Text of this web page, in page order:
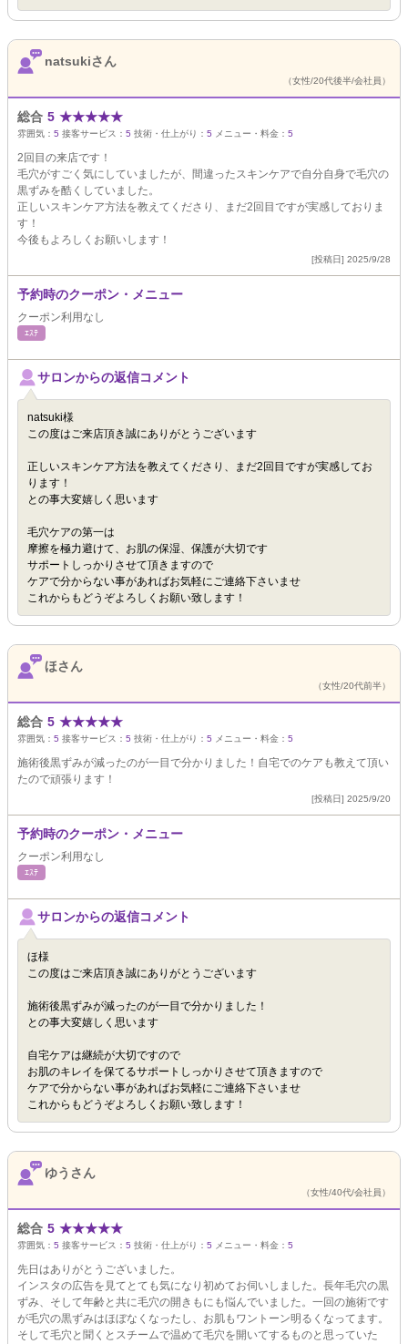
natsukiさん
（女性/20代後半/会社員）
総合 5 ★★★★★
雰囲気： 5 接客サービス： 5 技術・仕上がり： 5 メニュー・料金： 5
2回目の来店です！
毛穴がすごく気にしていましたが、間違ったスキンケアで自分自身で毛穴の
黒ずみを酷くしていました。
正しいスキンケア方法を教えてくださり、まだ2回目ですが実感しておりま
す！
今後もよろしくお願いします！
[投稿日] 2025/9/28
予約時のクーポン・メニュー
クーポン利用なし
ｴｽﾃ
サロンからの返信コメント
natsuki様
この度はご来店頂き誠にありがとうございます
正しいスキンケア方法を教えてくださり、まだ2回目ですが実感してお
ります！
との事大変嬉しく思います
毛穴ケアの第一は
摩擦を極力避けて、お肌の保湿、保護が大切です
サポートしっかりさせて頂きますので
ケアで分からない事があればお気軽にご連絡下さいませ
これからもどうぞよろしくお願い致します！
ほさん
（女性/20代前半）
総合 5 ★★★★★
雰囲気： 5 接客サービス： 5 技術・仕上がり： 5 メニュー・料金： 5
施術後黒ずみが減ったのが一目で分かりました！自宅でのケアも教えて頂い
たので頑張ります！
[投稿日] 2025/9/20
予約時のクーポン・メニュー
クーポン利用なし
ｴｽﾃ
サロンからの返信コメント
ほ様
この度はご来店頂き誠にありがとうございます
施術後黒ずみが減ったのが一目で分かりました！
との事大変嬉しく思います
自宅ケアは継続が大切ですので
お肌のキレイを保てるサポートしっかりさせて頂きますので
ケアで分からない事があればお気軽にご連絡下さいませ
これからもどうぞよろしくお願い致します！
ゆうさん
（女性/40代/会社員）
総合 5 ★★★★★
雰囲気： 5 接客サービス： 5 技術・仕上がり： 5 メニュー・料金： 5
先日はありがとうございました。
インスタの広告を見てとても気になり初めてお伺いしました。長年毛穴の黒
ずみ、そして年齢と共に毛穴の開きもにも悩んでいました。一回の施術です
が毛穴の黒ずみはほぼなくなったし、お肌もワントーン明るくなってます。
そして毛穴と聞くとスチームで温めて毛穴を開いてするものと思っていた